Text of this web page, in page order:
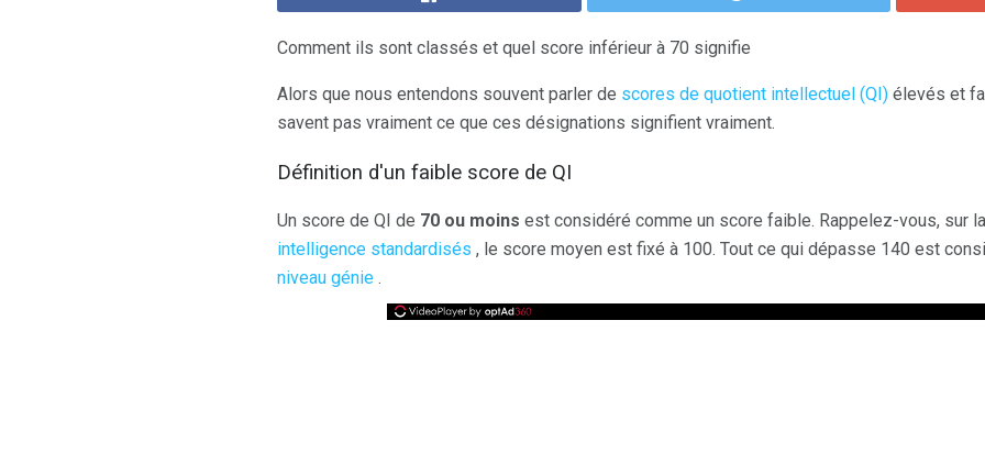
Comment ils sont classés et quel score inférieur à 70 signifie
Alors que nous entendons souvent parler de scores de quotient intellectuel (QI) élevés et
savent pas vraiment ce que ces désignations signifient vraiment.
Définition d'un faible score de QI
Un score de QI de 70 ou moins est considéré comme un score faible. Rappelez-vous, sur
intelligence standardisés , le score moyen est fixé à 100. Tout ce qui dépasse 140 est
niveau génie .